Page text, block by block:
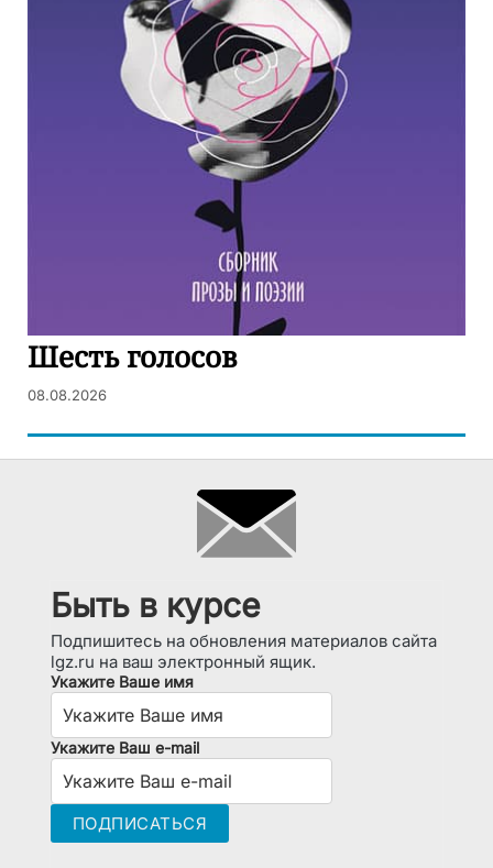
Шесть голосов
08.08.2026
Быть в курсе
Подпишитесь на обновления материалов сайта
lgz.ru на ваш электронный ящик.
Укажите Ваше имя
Укажите Ваш e-mail